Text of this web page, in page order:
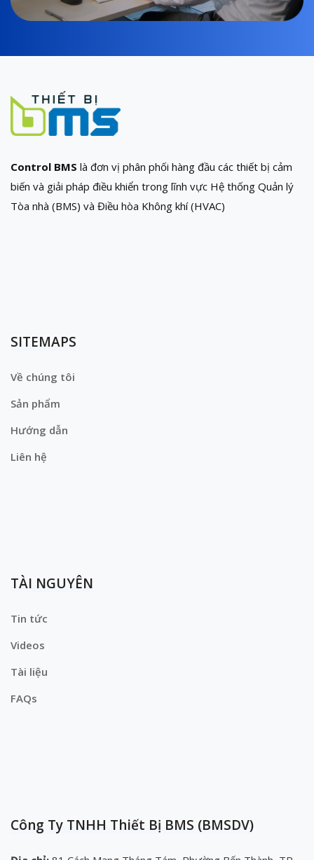
Control BMS là đơn vị phân phối hàng đầu các thiết bị cảm
biến và giải pháp điều khiển trong lĩnh vực Hệ thống Quản lý
Tòa nhà (BMS) và Điều hòa Không khí (HVAC)
SITEMAPS
Về chúng tôi
Sản phẩm
Hướng dẫn
Liên hệ
TÀI NGUYÊN
Tin tức
Videos
Tài liệu
FAQs
Công Ty TNHH Thiết Bị BMS (BMSDV)